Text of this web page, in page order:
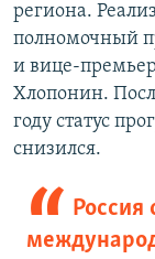
региона.
полномочный
и вице-
Хлопонин.
году статус
снизился.
Россия